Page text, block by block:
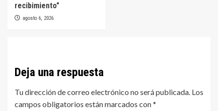
recibimiento”
agosto 6, 2026
Deja una respuesta
Tu dirección de correo electrónico no será publicada. Los
campos obligatorios están marcados con*